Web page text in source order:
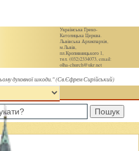
Українська Греко-
Католицька Церква.
Львівська Архиєпархія,
м.Львів,
пл.Кропивницького 1,
тел. (032)2334073, email:
olha-church@ukr.net
духовної шкоди." (Св.Єфрем Сирійський)
Пошук